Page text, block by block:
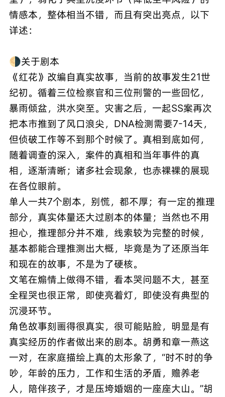
情感本，整体相当不错，而且有突出亮点，以下
详述：
🌗关于剧本
《红花》改编自真实故事，当前的故事发生21世
纪初。循着三位检察官和三位刑警的一些回忆，
暴雨倾盆，洪水突至。灾害之后，一起SS案再次
把本市推到了风口浪尖，DNA检测需要7-14天，
但侦破工作等不到那个时候了。真相到底如何，
随着调查的深入，案件的真相和当年事件的真
相，逐渐清晰；诸多社会现象，也赤裸裸的展现
在各位眼前。
单人一共7个剧本，别慌，都不厚；有一定的推理
部分，真实体量还大过剧本的体量；当然也不用
担心，推理部分并不难，线索较为完整的时候，
基本都能合理推测出大概，毕竟是为了还原当年
和现在的故事，不是为了硬核。
文笔在煽情上做得不错，看本哭问题不大，甚至
全程哭也很正常，即使亮着灯，即使没有典型的
沉浸环节。
角色故事刻画得很真实，很可能贴脸，明显是有
真实经历的作者做出来的剧本。胡勇和章一燕这
一对，在家庭描绘上真的太形象了，“时不时的争
吵，年龄的压力，工作和生活的矛盾，赡养老
人，陪伴孩子，才是压垮婚姻的一座座大山。”胡